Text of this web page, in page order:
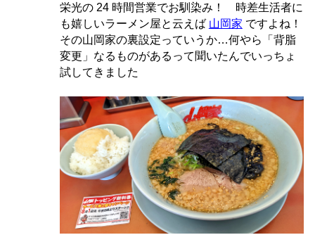
栄光の 24 時間営業でお馴染み！ 時差生活者に
も嬉しいラーメン屋と云えば 山岡家 ですよね！
その山岡家の裏設定っていうか…何やら「背脂
変更」なるものがあるって聞いたんでいっちょ
試してきました